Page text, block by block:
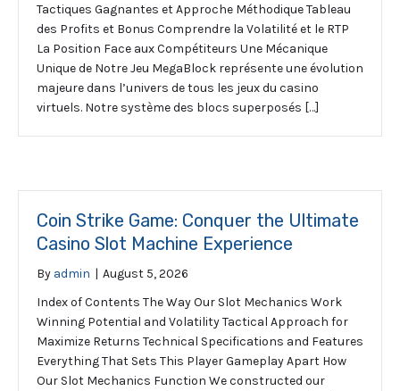
Tactiques Gagnantes et Approche Méthodique Tableau
des Profits et Bonus Comprendre la Volatilité et le RTP
La Position Face aux Compétiteurs Une Mécanique
Unique de Notre Jeu MegaBlock représente une évolution
majeure dans l’univers de tous les jeux du casino
virtuels. Notre système des blocs superposés […]
Coin Strike Game: Conquer the Ultimate
Casino Slot Machine Experience
By admin | August 5, 2026
Index of Contents The Way Our Slot Mechanics Work
Winning Potential and Volatility Tactical Approach for
Maximize Returns Technical Specifications and Features
Everything That Sets This Player Gameplay Apart How
Our Slot Mechanics Function We constructed our